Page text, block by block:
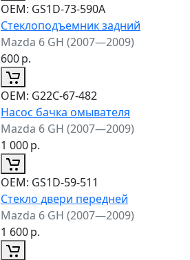
ОЕМ: GS1D-73-590A
Стеклоподъемник задний
Mazda 6 GH (2007—2009)
600р.
ОЕМ: G22C-67-482
Насос бачка омывателя
Mazda 6 GH (2007—2009)
1 000р.
ОЕМ: GS1D-59-511
Стекло двери передней
Mazda 6 GH (2007—2009)
1 600р.